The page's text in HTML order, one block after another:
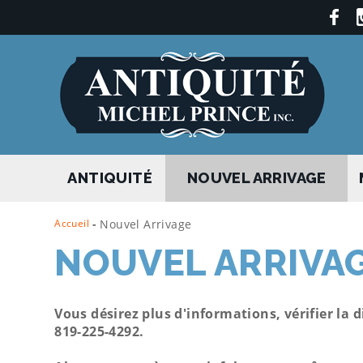
ANTIQUITÉ NOUVEL ARRIVAGE
Accueil - Nouvel Arrivage
NOUVEL
Vous désirez plus d'informations, vérifier la
819-225-4292.